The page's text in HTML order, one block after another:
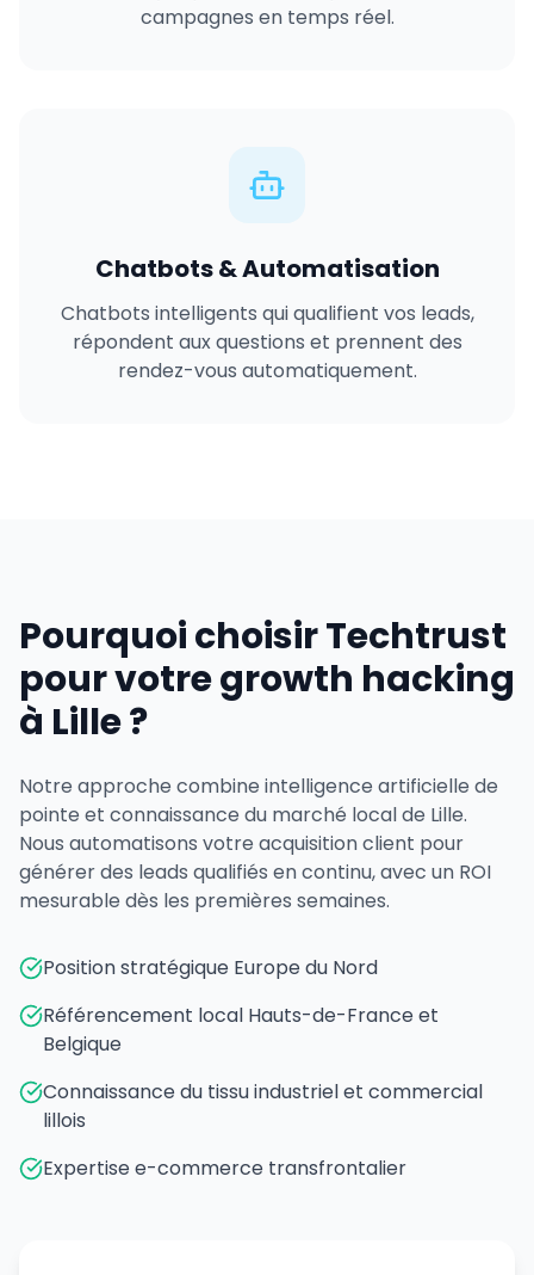
campagnes en temps réel.
Chatbots & Automatisation
Chatbots intelligents qui qualifient vos leads,
répondent aux questions et prennent des
rendez-vous automatiquement.
Pourquoi choisir Techtrust
pour votre growth hacking
à Lille ?
Notre approche combine intelligence artificielle de
pointe et connaissance du marché local de Lille.
Nous automatisons votre acquisition client pour
générer des leads qualifiés en continu, avec un ROI
mesurable dès les premières semaines.
Position stratégique Europe du Nord
Référencement local Hauts-de-France et
Belgique
Connaissance du tissu industriel et commercial
lillois
Expertise e-commerce transfrontalier